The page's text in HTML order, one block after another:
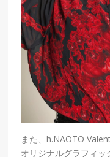
また、h.NAOTO
オリジナルグラフィッ